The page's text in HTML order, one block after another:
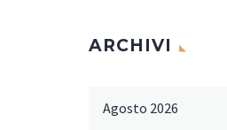
ARCHIVI
Agosto 2026